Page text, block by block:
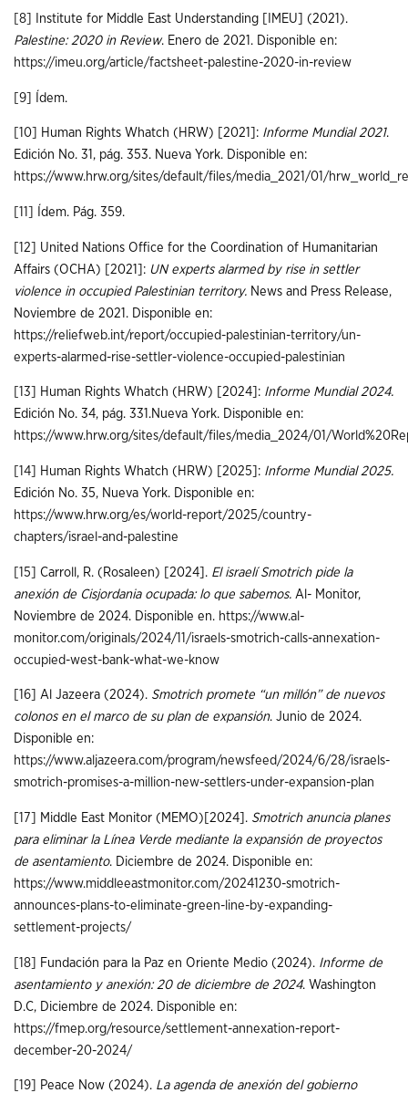
[8]
Institute for Middle East Understanding [IMEU] (2021).
Palestine: 2020 in Review. Enero de 2021. Disponible en:
https://imeu.org/article/factsheet-palestine-2020-in-review
[9] Ídem.
[10] Human Rights Whatch (HRW) [2021]: Informe Mundial 2021.
Edición No. 31, pág. 353. Nueva York. Disponible en:
https://www.hrw.org/sites/default/files/media_2021/01/
[11] Ídem. Pág. 359.
[12] United Nations Office for the Coordination of Humanitarian
Affairs (OCHA) [2021]: UN experts alarmed by rise in settler
violence in occupied Palestinian territory. News and Press Release,
Noviembre de 2021. Disponible en:
https://reliefweb.int/report/occupied-palestinian-territory/un-
experts-alarmed-rise-settler-violence-occupied-palestinian
[13] Human Rights Whatch (HRW) [2024]: Informe Mundial 2024.
Edición No. 34, pág. 331.Nueva York. Disponible en:
https://www.hrw.org/sites/default/files/media_2024/01/
[14] Human Rights Whatch (HRW) [2025]: Informe Mundial 2025.
Edición No. 35, Nueva York. Disponible en:
https://www.hrw.org/es/world-report/2025/country-
chapters/israel-and-palestine
[15] Carroll, R. (Rosaleen) [2024]. El israelí Smotrich pide la
anexión de Cisjordania ocupada: lo que sabemos. Al- Monitor,
Noviembre de 2024. Disponible en. https://www.al-
monitor.com/originals/2024/11/israels-smotrich-calls-annexation-
occupied-west-bank-what-we-know
[16] Al Jazeera (2024). Smotrich promete “un millón” de nuevos
colonos en el marco de su plan de expansión. Junio de 2024.
Disponible en:
https://www.aljazeera.com/program/newsfeed/2024/6/28/israels-
smotrich-promises-a-million-new-settlers-under-expansion-plan
[17] Middle East Monitor (MEMO)[2024]. Smotrich anuncia planes
para eliminar la Línea Verde mediante la expansión de proyectos
de asentamiento. Diciembre de 2024. Disponible en:
https://www.middleeastmonitor.com/20241230-smotrich-
announces-plans-to-eliminate-green-line-by-expanding-
settlement-projects/
[18] Fundación para la Paz en Oriente Medio (2024). Informe de
asentamiento y anexión: 20 de diciembre de 2024. Washington
D.C, Diciembre de 2024. Disponible en:
https://fmep.org/resource/settlement-annexation-report-
december-20-2024/
[19] Peace Now (2024). La agenda de anexión del gobierno